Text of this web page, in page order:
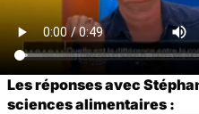
Les réponses avec
sciences alimentaires :